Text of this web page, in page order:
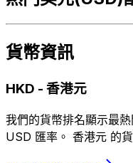
貨幣資訊
HKD - 香港元
我們的貨幣排名顯示最
USD 匯率。 香港元 的